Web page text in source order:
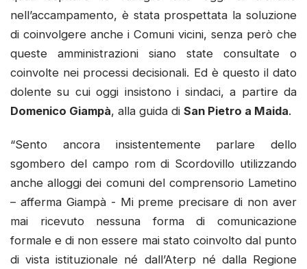
nell’accampamento, è stata prospettata la soluzione
di coinvolgere anche i Comuni vicini, senza però che
queste amministrazioni siano state consultate o
coinvolte nei processi decisionali. Ed è questo il dato
dolente su cui oggi insistono i sindaci, a partire da
Domenico Giampà, alla guida di San Pietro a Maida.
“Sento ancora insistentemente parlare dello
sgombero del campo rom di Scordovillo utilizzando
anche alloggi dei comuni del comprensorio Lametino
– afferma Giampà - Mi preme precisare di non aver
mai ricevuto nessuna forma di comunicazione
formale e di non essere mai stato coinvolto dal punto
di vista istituzionale né dall’Aterp né dalla Regione